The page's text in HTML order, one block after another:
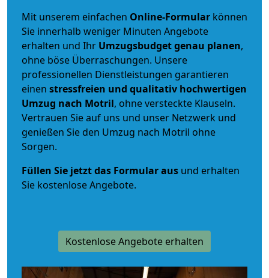
Mit unserem einfachen Online-Formular können
Sie innerhalb weniger Minuten Angebote
erhalten und Ihr Umzugsbudgetgenau planen,
ohne böse Überraschungen. Unsere
professionellen Dienstleistungen garantieren
einen stressfreien und qualitativ hochwertigen
Umzug nach Motril, ohne versteckte Klauseln.
Vertrauen Sie auf uns und unser Netzwerk und
genießen Sie den Umzug nach Motril ohne
Sorgen.
Füllen Sie jetzt das Formular aus und erhalten
Sie kostenlose Angebote.
Kostenlose Angebote erhalten